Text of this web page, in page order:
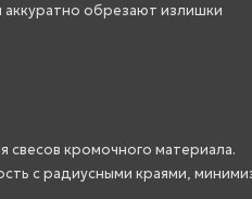
обрезают излишки
свесов кромочного материала.
с радиусными краями,